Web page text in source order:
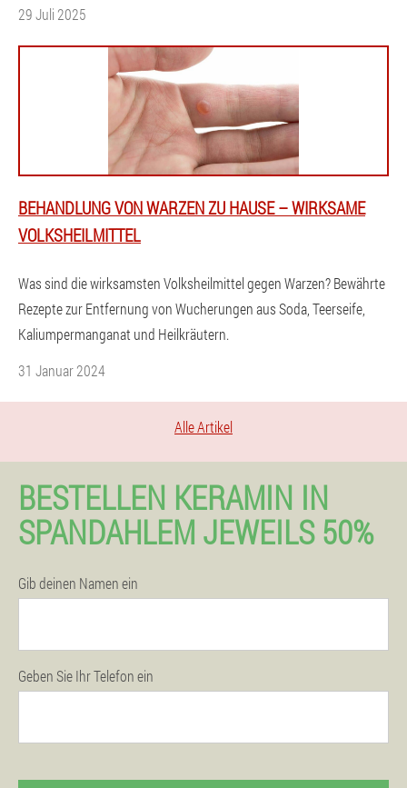
29 Juli 2025
BEHANDLUNG VON WARZEN ZU HAUSE – WIRKSAME
VOLKSHEILMITTEL
Was sind die wirksamsten Volksheilmittel gegen Warzen? Bewährte
Rezepte zur Entfernung von Wucherungen aus Soda, Teerseife,
Kaliumpermanganat und Heilkräutern.
31 Januar 2024
Alle Artikel
BESTELLEN KERAMIN IN
SPANDAHLEM JEWEILS 50%
Gib deinen Namen ein
Geben Sie Ihr Telefon ein